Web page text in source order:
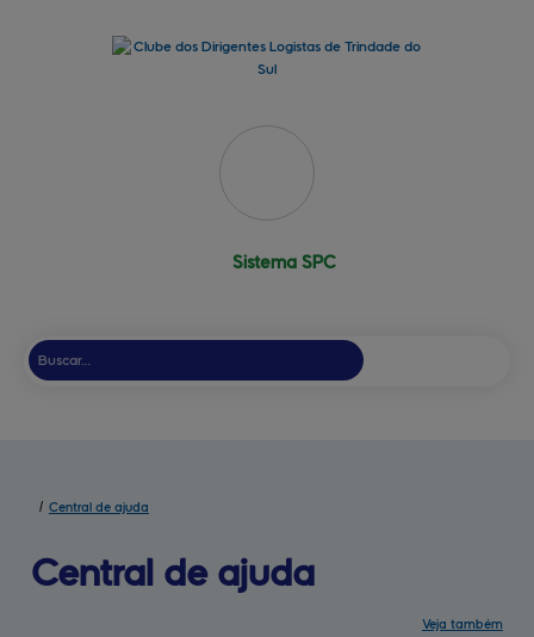
Sistema SPC
/ Central de ajuda
Central de ajuda
Veja também